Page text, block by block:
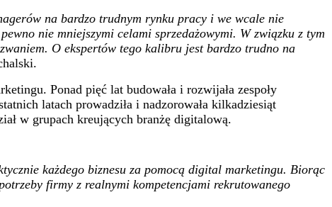
na bardzo trudnym rynku pracy i we wcale nie
nie mniejszymi celami sprzedażowymi. W związku z tym
O ekspertów tego kalibru jest bardzo trudno na
Ponad pięć lat budowała i rozwijała zespoły
latach prowadziła i nadzorowała kilkadziesiąt
w grupach kreujących branżę digitalową.
każdego biznesu za pomocą digital marketingu. Biorąc
firmy z realnymi kompetencjami rekrutowanego